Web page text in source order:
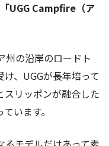
「UGG Campfire（ア
州の沿岸のロードト
、UGGが長年培って
スリッポンが融合した
います。